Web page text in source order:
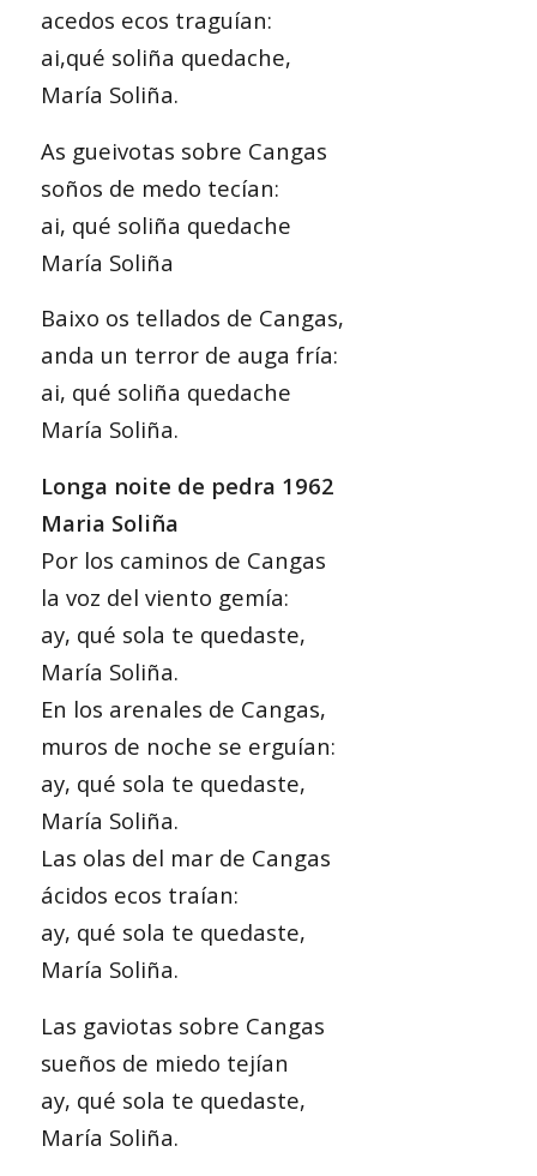
acedos ecos traguían:
ai,qué soliña quedache,
María Soliña.
As gueivotas sobre Cangas
soños de medo tecían:
ai, qué soliña quedache
María Soliña
Baixo os tellados de Cangas,
anda un terror de auga fría:
ai, qué soliña quedache
María Soliña.
Longa noite de pedra 1962
Maria Soliña
Por los caminos de Cangas
la voz del viento gemía:
ay, qué sola te quedaste,
María Soliña.
En los arenales de Cangas,
muros de noche se erguían:
ay, qué sola te quedaste,
María Soliña.
Las olas del mar de Cangas
ácidos ecos traían:
ay, qué sola te quedaste,
María Soliña.
Las gaviotas sobre Cangas
sueños de miedo tejían
ay, qué sola te quedaste,
María Soliña.